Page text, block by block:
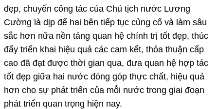
đẹp, chuyến công tác của Chủ tịch nước Lương
Cường là dịp để hai bên tiếp tục củng cố và làm sâu
sắc hơn nữa nền tảng quan hệ chính trị tốt đẹp, thúc
đẩy triển khai hiệu quả các cam kết, thỏa thuận cấp
cao đã đạt được thời gian qua, đưa quan hệ hợp tác
tốt đẹp giữa hai nước đóng góp thực chất, hiệu quả
hơn cho sự phát triển của mỗi nước trong giai đoạn
phát triển quan trọng hiện nay.